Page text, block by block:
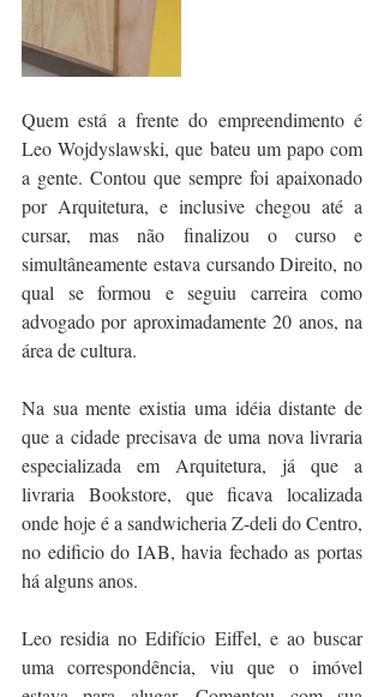
Quem está a frente do empreendimento é
Leo Wojdyslawski, que bateu um papo com
a gente. Contou que sempre foi apaixonado
por Arquitetura, e inclusive chegou até a
cursar, mas não finalizou o curso e
simultâneamente estava cursando Direito, no
qual se formou e seguiu carreira como
advogado por aproximadamente 20 anos, na
área de cultura.
Na sua mente existia uma idéia distante de
que a cidade precisava de uma nova livraria
especializada em Arquitetura, já que a
livraria Bookstore, que ficava localizada
onde hoje é a sandwicheria Z-deli do Centro,
no edificio do IAB, havia fechado as portas
há alguns anos.
Leo residia no Edifício Eiffel, e ao buscar
uma correspondência, viu que o imóvel